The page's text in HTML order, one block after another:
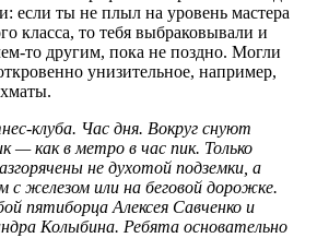
если ты не плыл на уровень мастера
класса, то тебя выбраковывали и
то другим, пока не поздно. Могли
унизительное, например,
клуба. Час дня. Вокруг снуют
— как в метро в час пик. Только
не духотой подземки, а
железом или на беговой дорожке.
пятиборца Алексея Савченко и
Колыбина. Ребята основательно